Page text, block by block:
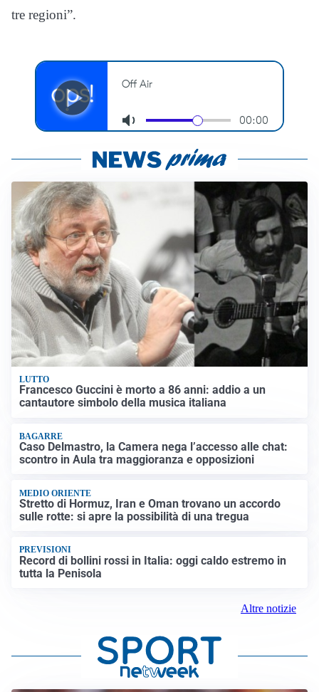
tre regioni”.
LUTTO
Francesco Guccini è morto a 86 anni: addio a un
cantautore simbolo della musica italiana
BAGARRE
Caso Delmastro, la Camera nega l’accesso alle chat:
scontro in Aula tra maggioranza e opposizioni
MEDIO ORIENTE
Stretto di Hormuz, Iran e Oman trovano un accordo
sulle rotte: si apre la possibilità di una tregua
PREVISIONI
Record di bollini rossi in Italia: oggi caldo estremo in
tutta la Penisola
Altre notizie